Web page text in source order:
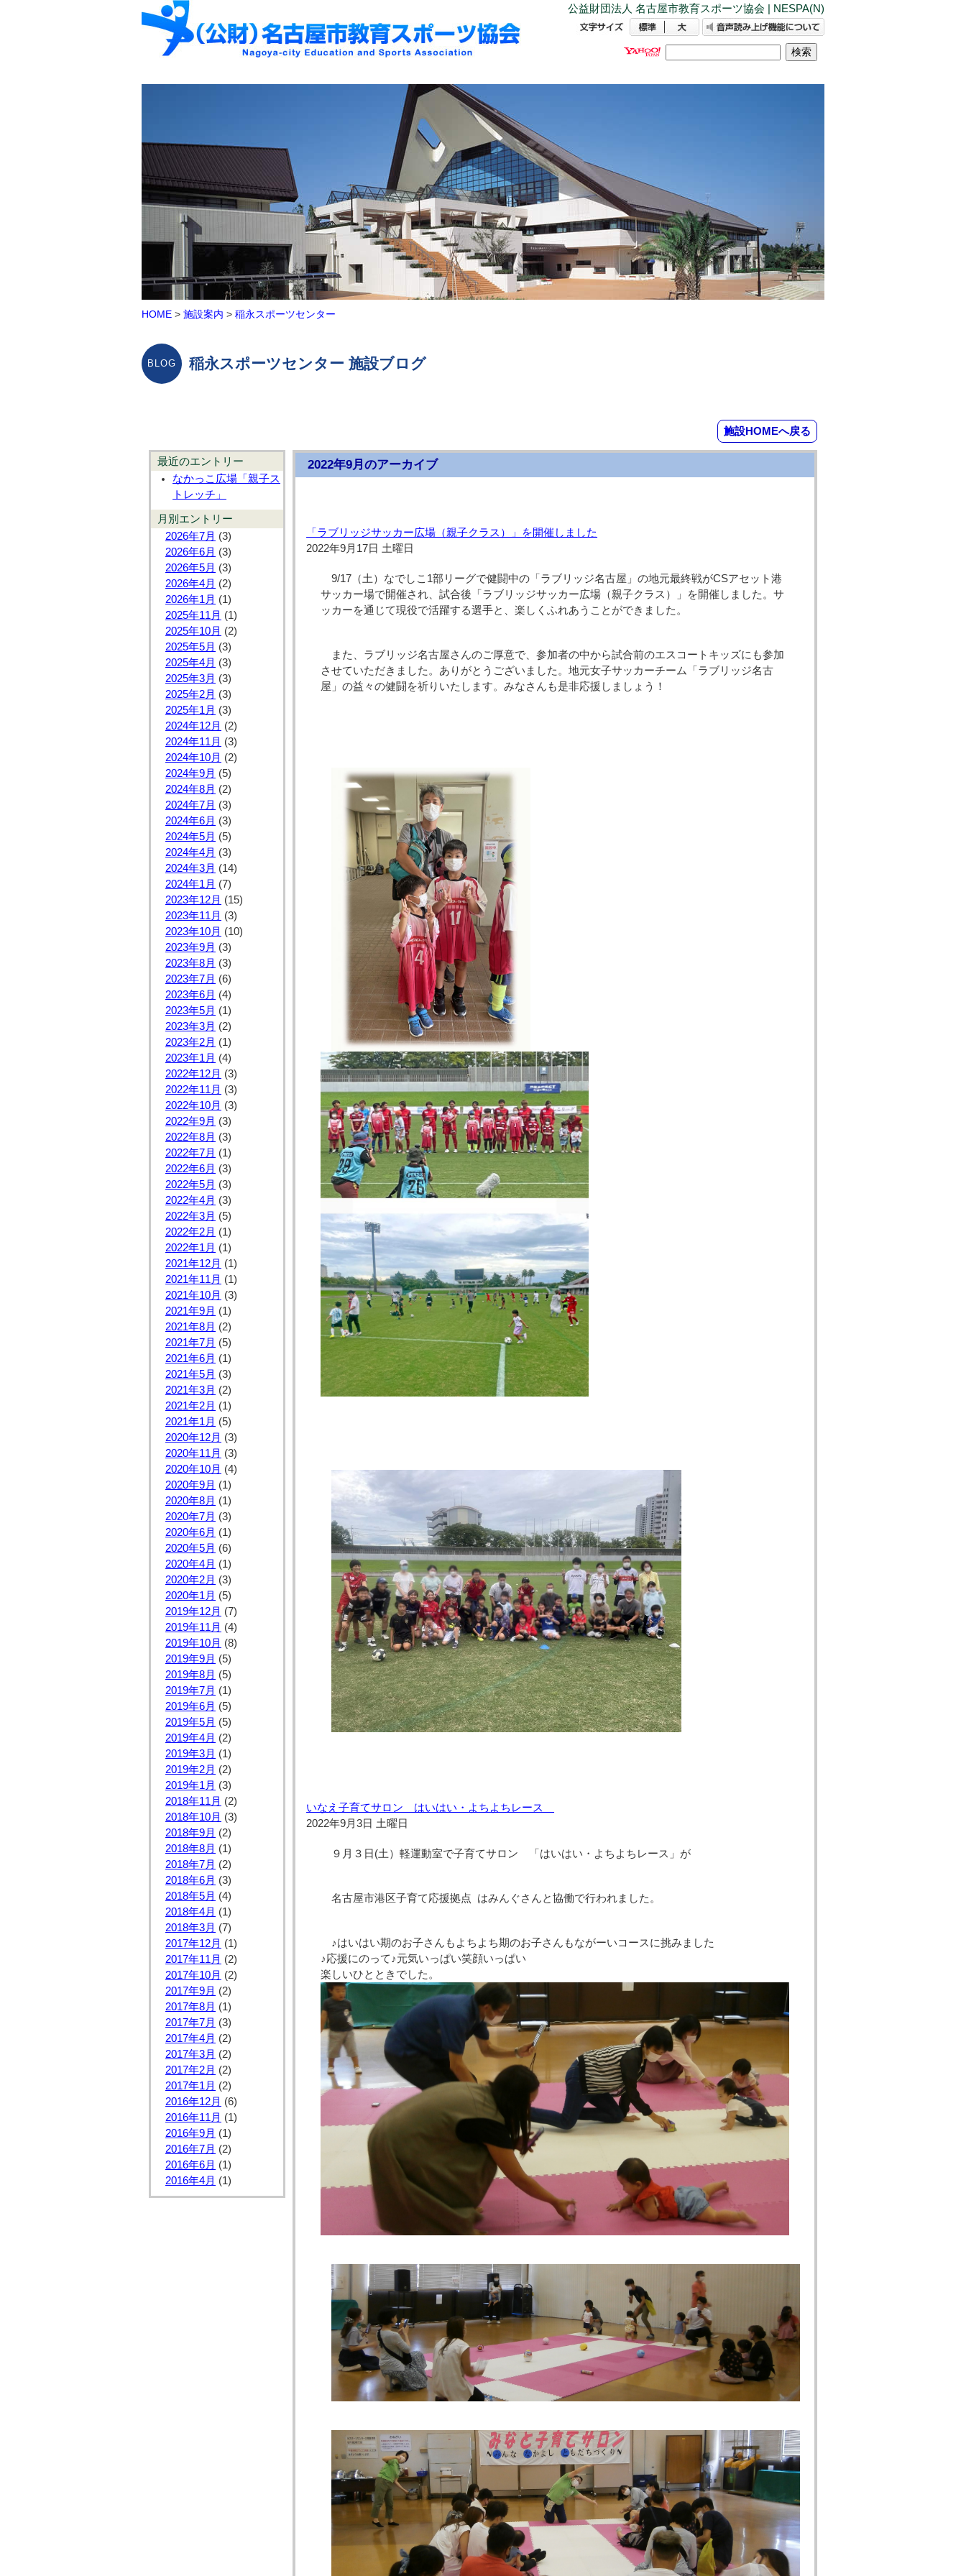
公益財団法人 名古屋市教育スポーツ協会 | NESPA(N)
HOME > 施設案内 > 稲永スポーツセンター
稲永スポーツセンター 施設ブログ
施設HOMEへ戻る
最近のエントリー
なかっこ広場「親子ス
トレッチ」
月別エントリー
2026年7月 (3)
2026年6月 (3)
2026年5月 (3)
2026年4月 (2)
2026年1月 (1)
2025年11月 (1)
2025年10月 (2)
2025年5月 (3)
2025年4月 (3)
2025年3月 (3)
2025年2月 (3)
2025年1月 (3)
2024年12月 (2)
2024年11月 (3)
2024年10月 (2)
2024年9月 (5)
2024年8月 (2)
2024年7月 (3)
2024年6月 (3)
2024年5月 (5)
2024年4月 (3)
2024年3月 (14)
2024年1月 (7)
2023年12月 (15)
2023年11月 (3)
2023年10月 (10)
2023年9月 (3)
2023年8月 (3)
2023年7月 (6)
2023年6月 (4)
2023年5月 (1)
2023年3月 (2)
2023年2月 (1)
2023年1月 (4)
2022年12月 (3)
2022年11月 (3)
2022年10月 (3)
2022年9月 (3)
2022年8月 (3)
2022年7月 (1)
2022年6月 (3)
2022年5月 (3)
2022年4月 (3)
2022年3月 (5)
2022年2月 (1)
2022年1月 (1)
2021年12月 (1)
2021年11月 (1)
2021年10月 (3)
2021年9月 (1)
2021年8月 (2)
2021年7月 (5)
2021年6月 (1)
2021年5月 (3)
2021年3月 (2)
2021年2月 (1)
2021年1月 (5)
2020年12月 (3)
2020年11月 (3)
2020年10月 (4)
2020年9月 (1)
2020年8月 (1)
2020年7月 (3)
2020年6月 (1)
2020年5月 (6)
2020年4月 (1)
2020年2月 (3)
2020年1月 (5)
2019年12月 (7)
2019年11月 (4)
2019年10月 (8)
2019年9月 (5)
2019年8月 (5)
2019年7月 (1)
2019年6月 (5)
2019年5月 (5)
2019年4月 (2)
2019年3月 (1)
2019年2月 (2)
2019年1月 (3)
2018年11月 (2)
2018年10月 (3)
2018年9月 (2)
2018年8月 (1)
2018年7月 (2)
2018年6月 (3)
2018年5月 (4)
2018年4月 (1)
2018年3月 (7)
2017年12月 (1)
2017年11月 (2)
2017年10月 (2)
2017年9月 (2)
2017年8月 (1)
2017年7月 (3)
2017年4月 (2)
2017年3月 (2)
2017年2月 (2)
2017年1月 (2)
2016年12月 (6)
2016年11月 (1)
2016年9月 (1)
2016年7月 (2)
2016年6月 (1)
2016年4月 (1)
2022年9月のアーカイブ
「ラブリッジサッカー広場（親子クラス）」を開催しました
2022年9月17日 土曜日
9/17（土）なでしこ1部リーグで健闘中の「ラブリッジ名古屋」の地元最終戦がCSアセット港
サッカー場で開催され、試合後「ラブリッジサッカー広場（親子クラス）」を開催しました。サ
ッカーを通じて現役で活躍する選手と、楽しくふれあうことができました。
また、ラブリッジ名古屋さんのご厚意で、参加者の中から試合前のエスコートキッズにも参加
させていただきました。ありがとうございました。地元女子サッカーチーム「ラブリッジ名古
屋」の益々の健闘を祈りいたします。みなさんも是非応援しましょう！
いなえ子育てサロン はいはい・よちよちレース
2022年9月3日 土曜日
９月３日(土）軽運動室で子育てサロン 「はいはい・よちよちレース」が
名古屋市港区子育て応援拠点 はみんぐさんと協働で行われました。
♪はいはい期のお子さんもよちよち期のお子さんもながーいコースに挑みました
♪応援にのって♪元気いっぱい笑顔いっぱい
楽しいひとときでした。